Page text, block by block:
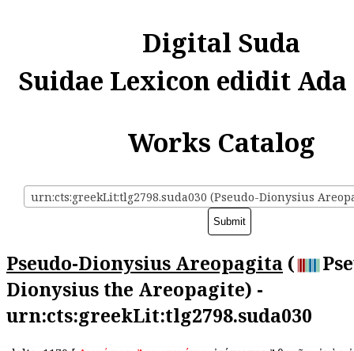
Digital Suda
Suidae Lexicon edidit
Works Catalog
urn:cts:greekLit:tlg2798.suda030 (Pseudo-Dionysius
Pseudo-Dionysius Areopagita (
Dionysius the Areopagite) -
urn:cts:greekLit:tlg2798.suda030